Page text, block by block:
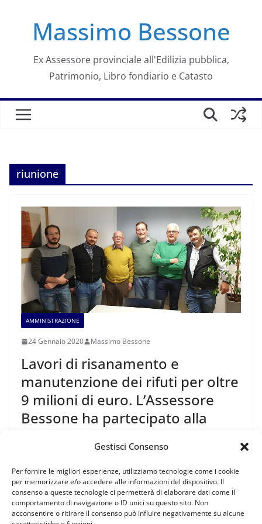
Gestisci Consenso
Per fornire le migliori esperienze, utilizziamo tecnologie come i cookie
per memorizzare e/o accedere alle informazioni del dispositivo. Il
consenso a queste tecnologie ci permetterà di elaborare dati come il
comportamento di navigazione o ID unici su questo sito. Non
acconsentire o ritirare il consenso può influire negativamente su alcune
contenutoMassimo Bessone
Ex Assessore provinciale all'Edilizia pubblica,
Patrimonio, Libro fondiario e Catasto
riunione
AMMINISTRAZIONE
24 Gennaio 2020 Massimo Bessone
Lavori di risanamento e
manutenzione dei rifuti per oltre
9 milioni di euro. L’Assessore
Bessone ha partecipato alla
paritetica provinciale con CAI e
AVS.
L’Assessore Massimo Bessone, competente per la
riqualificazione di 26 rifugi che sono passati dalla Stato